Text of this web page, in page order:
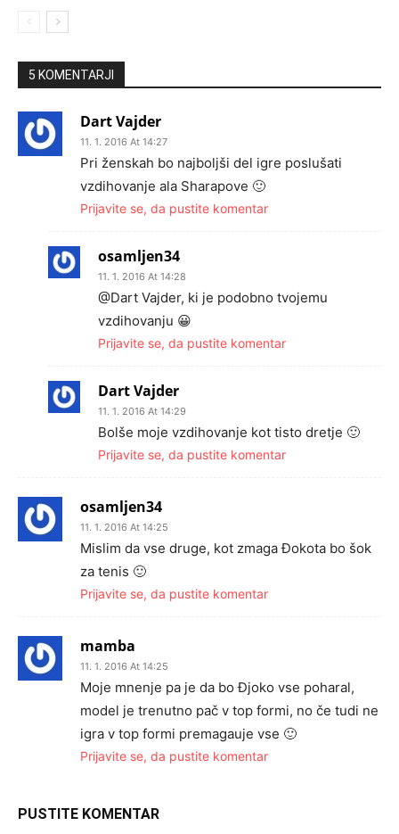
5 KOMENTARJI
Dart Vajder
11. 1. 2016 At 14:27
Pri ženskah bo najboljši del igre poslušati
vzdihovanje ala Sharapove 🙂
Prijavite se, da pustite komentar
osamljen34
11. 1. 2016 At 14:28
@Dart Vajder, ki je podobno tvojemu
vzdihovanju 😀
Prijavite se, da pustite komentar
Dart Vajder
11. 1. 2016 At 14:29
Bolše moje vzdihovanje kot tisto dretje 🙂
Prijavite se, da pustite komentar
osamljen34
11. 1. 2016 At 14:25
Mislim da vse druge, kot zmaga Đokota bo šok
za tenis 🙂
Prijavite se, da pustite komentar
mamba
11. 1. 2016 At 14:25
Moje mnenje pa je da bo Đjoko vse poharal,
model je trenutno pač v top formi, no če tudi ne
igra v top formi premagauje vse 🙂
Prijavite se, da pustite komentar
PUSTITE KOMENTAR